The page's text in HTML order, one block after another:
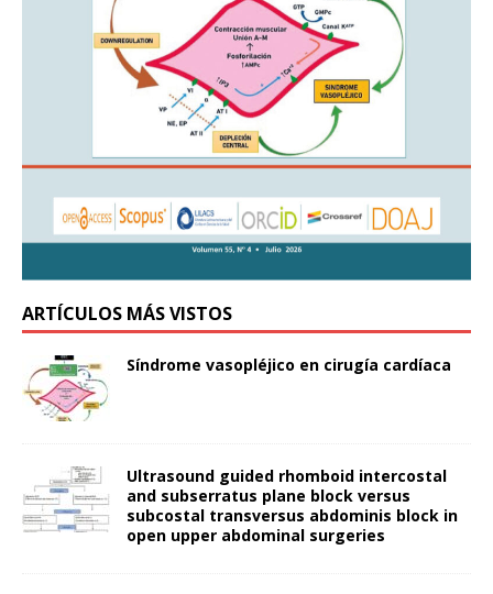
ARTÍCULOS MÁS VISTOS
Síndrome vasopléjico en cirugía cardíaca
Ultrasound guided rhomboid intercostal
and subserratus plane block versus
subcostal transversus abdominis block in
open upper abdominal surgeries